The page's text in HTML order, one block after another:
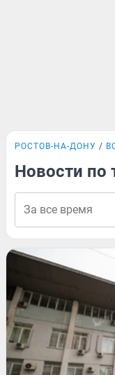
РОСТОВ-НА-ДОНУ
Новости по